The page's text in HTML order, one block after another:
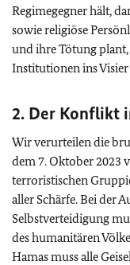
Regimegegner hält,
sowie religiöse
und ihre Tötung plant,
Institutionen ins
2. Der Konflikt
Wir verurteilen die
dem 7. Oktober 2023
terroristischen
aller Schärfe. Bei der
Selbstverteidigung
des humanitären
Hamas muss alle